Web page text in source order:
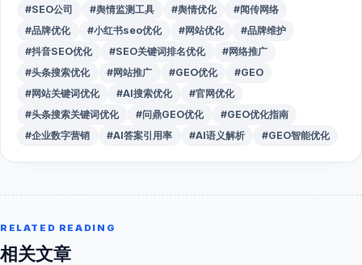
#SEO公司
#舆情监测工具 #舆情优化
#闻传网络
#品牌优化
#小红书seo优化 #网站优化
#品牌维护
#抖音SEO优化
#SEO关键词排名优化
#网络推广
#头条搜索优化
#网站推广 #GEO优化
#GEO
#网站关键词优化
#AI搜索优化
#官网优化
#头条搜索关键词优化
#问鼎GEO优化
#GEO优化指南
#企业数字营销
#AI答案引用率 #AI语义解析 #GEO智能优化
RELATED READING
相关文章